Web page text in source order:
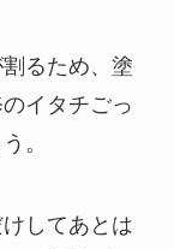
るため、塗
イタチごっ
。
してあとは